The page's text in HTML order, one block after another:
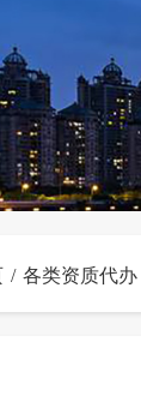
各类资质代办